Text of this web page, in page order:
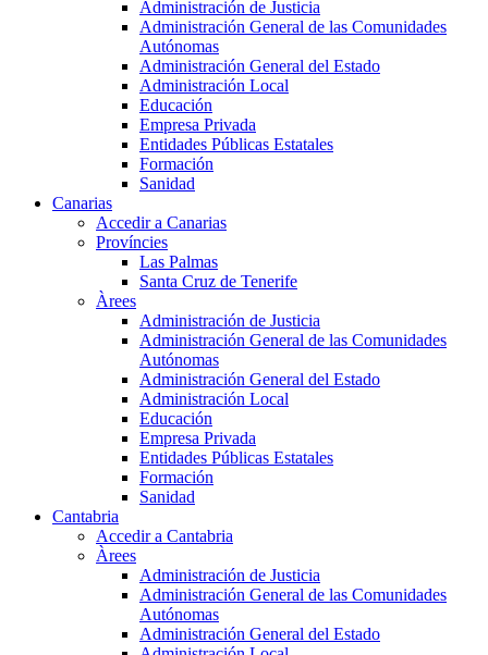
Administración de Justicia
Administración General de las Comunidades
Autónomas
Administración General del Estado
Administración Local
Educación
Empresa Privada
Entidades Públicas Estatales
Formación
Sanidad
Canarias
Accedir a Canarias
Províncies
Las Palmas
Santa Cruz de Tenerife
Àrees
Administración de Justicia
Administración General de las Comunidades
Autónomas
Administración General del Estado
Administración Local
Educación
Empresa Privada
Entidades Públicas Estatales
Formación
Sanidad
Cantabria
Accedir a Cantabria
Àrees
Administración de Justicia
Administración General de las Comunidades
Autónomas
Administración General del Estado